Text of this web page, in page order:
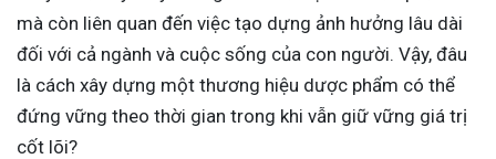
mà còn liên quan đến việc tạo dựng ảnh hưởng lâu dài
đối với cả ngành và cuộc sống của con người. Vậy, đâu
là cách xây dựng một thương hiệu dược phẩm có thể
đứng vững theo thời gian trong khi vẫn giữ vững giá trị
cốt lõi?